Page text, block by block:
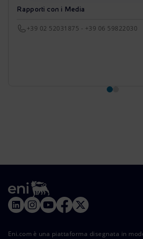
Energia accessibile
Rapporti con i Media
+39 02 52031875 - +39 06 59822030
Eni.com è una piattaforma disegnata in